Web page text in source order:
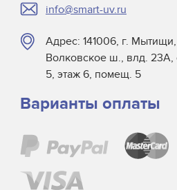
info@smart-uv.ru
Адрес: 141006, г. Мытищи,
Волковское ш., влд. 23А,
5, этаж 6, помещ. 5
Варианты оплаты